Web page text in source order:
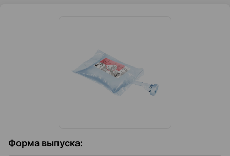
Форма выпуска: